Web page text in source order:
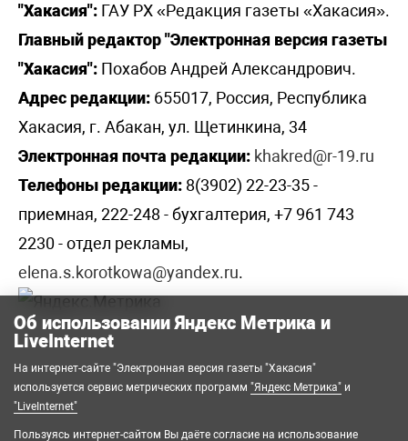
"Хакасия": ГАУ РХ «Редакция газеты «Хакасия».
Главный редактор "Электронная версия газеты
"Хакасия": Похабов Андрей Александрович.
Адрес редакции: 655017, Россия, Республика
Хакасия, г. Абакан, ул. Щетинкина, 34
Электронная почта редакции: khakred@r-19.ru
Телефоны редакции: 8(3902) 22-23-35 -
приемная, 222-248 - бухгалтерия, +7 961 743
2230 - отдел рекламы,
elena.s.korotkowa@yandex.ru.
Об использовании Яндекс Метрика и
LiveInternet
На интернет-сайте "Электронная версия газеты "Хакасия"
используется сервис метрических программ "Яндекс Метрика" и
"LiveInternet"
Пользуясь интернет-сайтом Вы даёте согласие на использование